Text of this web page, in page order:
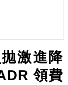
激進降
領費